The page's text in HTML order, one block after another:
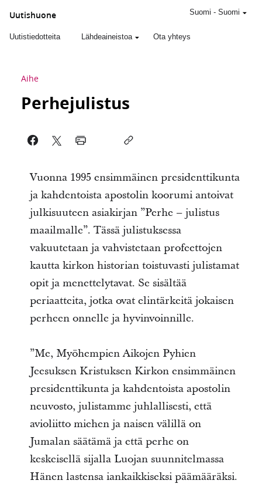
Uutishuone
Uutistiedotteita Lähdeaineistoa Ota yhteys
Suomi - Suomi
Aihe
Perhejulistus
Vuonna 1995 ensimmäinen presidenttikunta
ja kahdentoista apostolin koorumi antoivat
julkisuuteen asiakirjan ”Perhe – julistus
maailmalle”. Tässä julistuksessa
vakuutetaan ja vahvistetaan profeettojen
kautta kirkon historian toistuvasti julistamat
opit ja menettelytavat. Se sisältää
periaatteita, jotka ovat elintärkeitä jokaisen
perheen onnelle ja hyvinvoinnille.
”Me, Myöhempien Aikojen Pyhien
Jeesuksen Kristuksen Kirkon ensimmäinen
presidenttikunta ja kahdentoista apostolin
neuvosto, julistamme juhlallisesti, että
avioliitto miehen ja naisen välillä on
Jumalan säätämä ja että perhe on
keskeisellä sijalla Luojan suunnitelmassa
Hänen lastensa iankaikkiseksi päämääräksi.